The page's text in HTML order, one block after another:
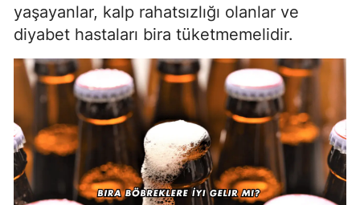
yaşayanlar, kalp rahatsızlığı olanlar ve
diyabet hastaları bira tüketmemelidir.